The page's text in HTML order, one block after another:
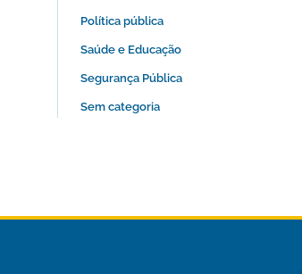
Política pública
Saúde e Educação
Segurança Pública
Sem categoria